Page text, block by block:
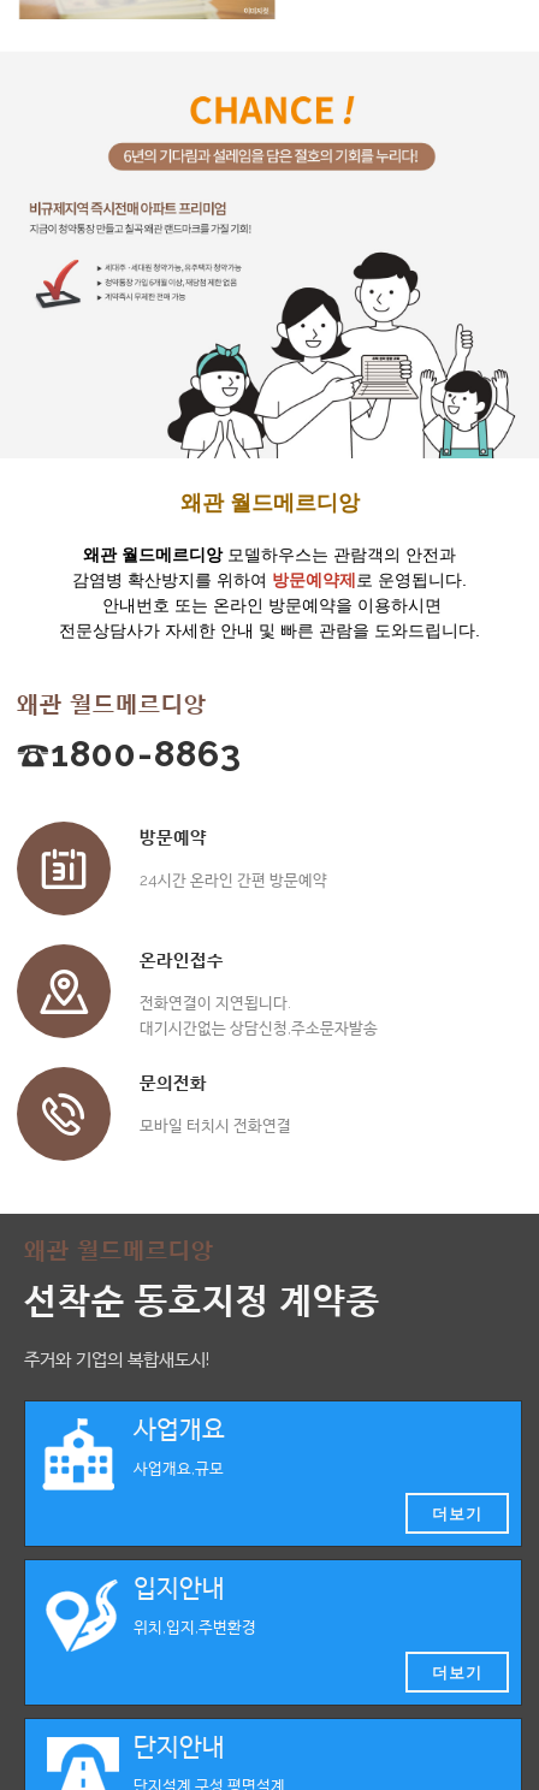
왜관 월드메르디앙
왜관 월드메르디앙모델하우스는 관람객의 안전과
감염병 확산방지를 위하여 방문예약제 로 운영됩니다.
안내번호 또는 온라인 방문예약을 이용하시면
전문상담사가 자세한 안내 및 빠른 관람을 도와드립니다.
왜관 월드메르디앙
☎1800-8863
방문예약
24시간 온라인 간편 방문예약
온라인접수
전화연결이 지연됩니다.
대기시간없는 상담신청,주소문자발송
문의전화
모바일 터치시 전화연결
왜관 월드메르디앙
선착순 동호지정 계약중
주거와 기업의 복합새도시!
사업개요
사업개요,규모
더보기
입지안내
위치,입지,주변환경
더보기
단지안내
단지설계,구성,평면설계